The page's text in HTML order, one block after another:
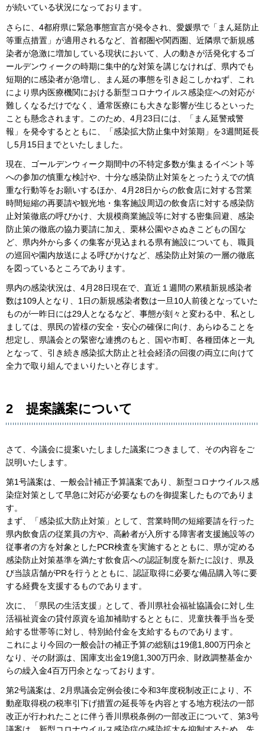
が続いている状況になっております。
さらに、4都府県に緊急事態宣言が発令され、愛媛県で「まん延防止
等重点措置」が適用されるなど、首都圏や関西圏、近隣県で新規感
染者が急激に増加している現状において、人の動きが活発化するゴ
ールデンウィークの時期に集中的な対策を講じなければ、県内でも
短期的に感染者が急増し、まん延の事態を引き起こしかねず、これ
により県内医療機関における新型コロナウイルス感染症への対応が
難しくなるだけでなく、通常医療にも大きな影響が生じるといった
ことも懸念されます。このため、4月23日には、「まん延警戒警
報」を発令するとともに、「感染拡大防止集中対策期」を3週間延長
し5月15日までといたしました。
現在、ゴールデンウィーク期間中の不特定多数が集まるイベント等
への参加の慎重な検討や、十分な感染防止対策をとったうえでの慎
重な行動等をお願いするほか、4月28日からの飲食店に対する営業
時間短縮の再要請や観光地・集客施設周辺の飲食店に対する感染防
止対策徹底の呼びかけ、大規模商業施設等に対する密集回避、感染
防止策の徹底の協力要請に加え、栗林公園やさぬきこどもの国な
ど、県内外から多くの集客が見込まれる県有施設についても、職員
の巡回や園内放送による呼びかけなど、感染防止対策の一層の徹底
を図っているところであります。
県内の感染状況は、4月28日現在で、直近１週間の累積新規感染者
数は109人となり、1日の新規感染者数は一旦10人前後となっていた
ものが一昨日には29人となるなど、事態が刻々と変わる中、私とし
ましては、県民の皆様の安全・安心の確保に向け、あらゆることを
想定し、県議会との緊密な連携のもと、国や市町、各種団体と一丸
となって、引き続き感染拡大防止と社会経済の回復の両立に向けて
全力で取り組んでまいりたいと存じます。
2 提案議案について
さて、今議会に提案いたしました議案につきまして、その内容をご
説明いたします。
第1号議案は、一般会計補正予算議案であり、新型コロナウイルス感
染症対策として早急に対応が必要なものを御提案したものでありま
す。
まず、「感染拡大防止対策」として、営業時間の短縮要請を行った
県内飲食店の従業員の方や、高齢者が入所する障害者支援施設等の
従事者の方を対象としたPCR検査を実施するとともに、県が定める
感染防止対策基準を満たす飲食店への認証制度を新たに設け、県及
び当該店舗がPRを行うとともに、認証取得に必要な備品購入等に要
する経費を支援するものであります。
次に、「県民の生活支援」として、香川県社会福祉協議会に対し生
活福祉資金の貸付原資を追加補助するとともに、児童扶養手当を受
給する世帯等に対し、特別給付金を支給するものであります。
これにより今回の一般会計の補正予算の総額は19億1,800万円余と
なり、その財源は、国庫支出金19億1,300万円余、財政調整基金か
らの繰入金4百万円余となっております。
第2号議案は、2月県議会定例会後に令和3年度税制改正により、不
動産取得税の税率引下げ措置の延長等を内容とする地方税法の一部
改正が行われたことに伴う香川県税条例の一部改正について、第3号